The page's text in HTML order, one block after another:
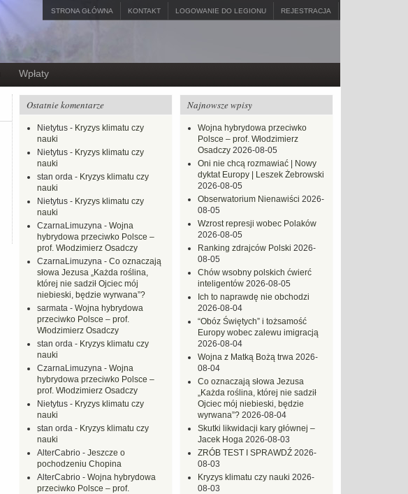
STRONA GŁÓWNA KONTAKT LOGOWANIE DO LEGIONU REJESTRACJA
Wpłaty
Najnowsze wpisy
Wojna hybrydowa przeciwko
Polsce – prof. Włodzimierz
Osadczy 2026-08-05
Oni nie chcą rozmawiać | Nowy
dyktat Europy | Leszek Żebrowski
2026-08-05
Obserwatorium Nienawiści 2026-
08-05
Wzrost represji wobec Polaków
2026-08-05
Ranking zdrajców Polski 2026-
08-05
Chów wsobny polskich ćwierć
inteligentów 2026-08-05
Ich to naprawdę nie obchodzi
2026-08-04
“Obóz Świętych” i tożsamość
Europy wobec zalewu imigracją
2026-08-04
Wojna z Matką Bożą trwa 2026-
08-04
Co oznaczają słowa Jezusa
„Każda roślina, której nie sadził
Ojciec mój niebieski, będzie
wyrwana”? 2026-08-04
Skutki likwidacji kary głównej –
Jacek Hoga 2026-08-03
ZRÓB TEST I SPRAWDŹ 2026-
08-03
Kryzys klimatu czy nauki 2026-
08-03
Ostatnie komentarze
Nietytus - Kryzys klimatu czy
nauki
Nietytus - Kryzys klimatu czy
nauki
stan orda - Kryzys klimatu czy
nauki
Nietytus - Kryzys klimatu czy
nauki
CzarnaLimuzyna - Wojna
hybrydowa przeciwko Polsce –
prof. Włodzimierz Osadczy
CzarnaLimuzyna - Co oznaczają
słowa Jezusa „Każda roślina,
której nie sadził Ojciec mój
niebieski, będzie wyrwana”?
sarmata - Wojna hybrydowa
przeciwko Polsce – prof.
Włodzimierz Osadczy
stan orda - Kryzys klimatu czy
nauki
CzarnaLimuzyna - Wojna
hybrydowa przeciwko Polsce –
prof. Włodzimierz Osadczy
Nietytus - Kryzys klimatu czy
nauki
stan orda - Kryzys klimatu czy
nauki
AlterCabrio - Jeszcze o
pochodzeniu Chopina
AlterCabrio - Wojna hybrydowa
przeciwko Polsce – prof.